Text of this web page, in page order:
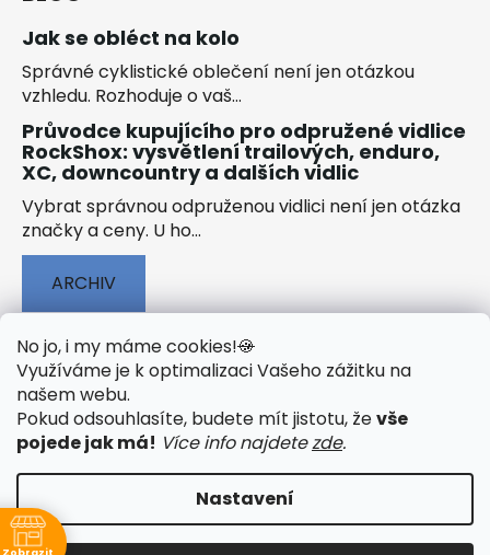
No jo, i my máme cookies!🍪
Využíváme je k optimalizaci Vašeho zážitku na
našem webu.
Pokud odsouhlasíte, budete mít jistotu, ževše
pojede jak má! Více info najdetezde.
Nastavení
Jak se obléct na kolo
Správné cyklistické oblečení není jen otázkou
vzhledu. Rozhoduje o vaš...
Průvodce kupujícího pro odpružené vidlice
RockShox: vysvětlení trailových, enduro,
XC, downcountry a dalších vidlic
Vybrat správnou odpruženou vidlici není jen otázka
značky a ceny. U ho...
ARCHIV
🟢 TECHNOLOGIE
🟢 O ELEKTROKOLECH
🟢 NÁVODY KE STAŽENÍ
Vytvořil Shoptet&PekneWeby